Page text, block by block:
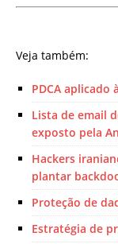
Veja também:
PDCA aplicado
Lista de email
exposto pela
Hackers
plantar
Proteção de
Estratégia de